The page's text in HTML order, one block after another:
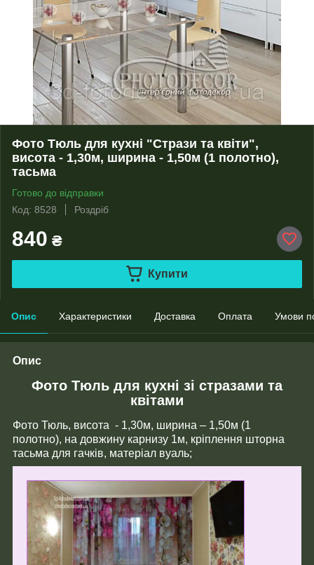
Фото Тюль для кухні "Стрази та квіти",
висота - 1,30м, ширина - 1,50м (1 полотно),
тасьма
Готово до відправки
Код: 8528
Роздріб
840 ₴
Купити
Опис Характеристики Доставка Оплата Умови
Опис
Фото Тюль для кухні зі стразами та
квітами
Фото Тюль, висота - 1,30м, ширина – 1,50м (1
полотно), на довжину карнизу 1м, кріплення шторна
тасьма для гачків, матеріал вуаль;